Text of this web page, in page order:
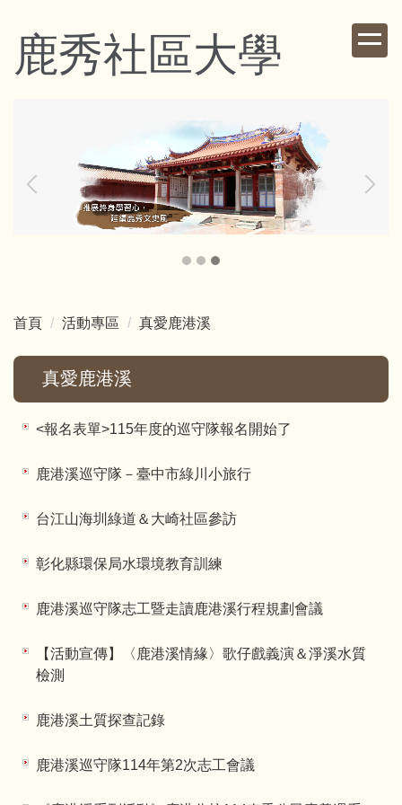
到
要鹿秀社區大學
首頁 活動專區 真愛鹿港溪
真愛鹿港溪
<報名表單>115年度的巡守隊報名開始了
鹿港溪巡守隊－臺中市綠川小旅行
台江山海圳綠道＆大崎社區參訪
彰化縣環保局水環境教育訓練
鹿港溪巡守隊志工暨走讀鹿港溪行程規劃會議
【活動宣傳】〈鹿港溪情緣〉歌仔戲義演＆淨溪水質
檢測
鹿港溪土質探查記錄
鹿港溪巡守隊114年第2次志工會議